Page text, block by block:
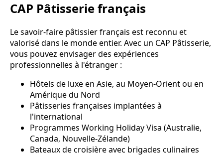
CAP Pâtisserie français
Le savoir-faire pâtissier français est reconnu et
valorisé dans le monde entier. Avec un CAP Pâtisserie,
vous pouvez envisager des expériences
professionnelles à l'étranger :
Hôtels de luxe en Asie, au Moyen-Orient ou en
Amérique du Nord
Pâtisseries françaises implantées à
l'international
Programmes Working Holiday Visa (Australie,
Canada, Nouvelle-Zélande)
Bateaux de croisière avec brigades culinaires